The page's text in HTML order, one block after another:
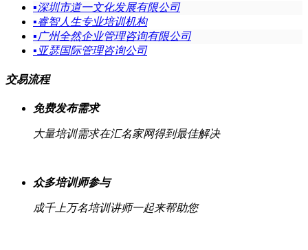
▪深圳市道一文化发展有限公司
▪睿智人生专业培训机构
▪广州全然企业管理咨询有限公司
▪ 亚瑟国际管理咨询公司
交易流程
免费发布需求
大量培训需求在汇名家网得到最佳解决
众多培训师参与
成千上万名培训讲师一起来帮助您